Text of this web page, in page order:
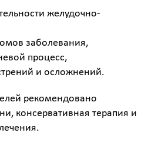
желудочно-
заболевания,
процесс,
и осложнений.
рекомендовано
консервативная терапия и